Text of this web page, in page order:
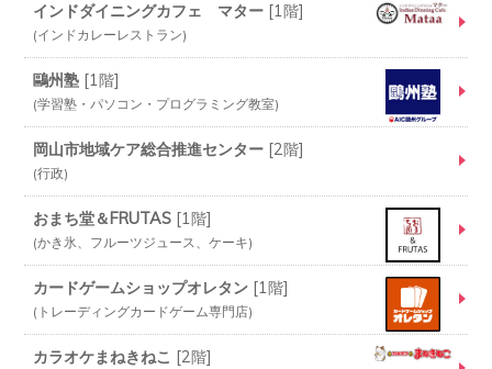
インドダイニングカフェ マター [1階]
インドカレーレストラン
鷗州塾 [1階]
学習塾・パソコン・プログラミング教室
岡山市地域ケア総合推進センター [2階]
行政
おまち堂＆FRUTAS [1階]
かき氷、フルーツジュース、ケーキ
カードゲームショップオレタン [1階]
トレーディングカードゲーム専門店
カラオケまねきねこ [2階]